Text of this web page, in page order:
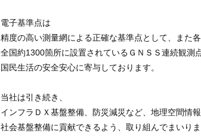
電子基準点は
精度の高い測量網による正確な基準点として、また
全国約1300箇所に設置されているＧＮＳＳ連続観測
国民生活の安全安心に寄与しております。
当社は引き続き、
インフラＤＸ基盤整備、防災減災など、地理空間情
社会基盤整備に貢献できるよう、取り組んでまいりま